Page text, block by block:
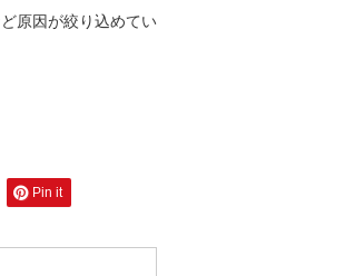
原因が絞り込めてい
Pin it